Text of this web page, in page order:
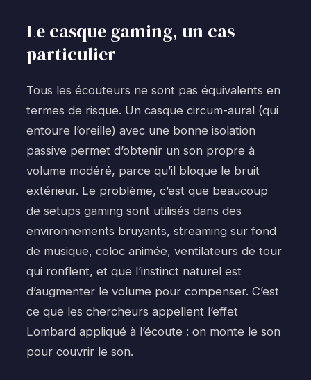
Le casque gaming, un cas
particulier
Tous les écouteurs ne sont pas équivalents en
termes de risque. Un casque circum-aural (qui
entoure l’oreille) avec une bonne isolation
passive permet d’obtenir un son propre à
volume modéré, parce qu’il bloque le bruit
extérieur. Le problème, c’est que beaucoup
de setups gaming sont utilisés dans des
environnements bruyants, streaming sur fond
de musique, coloc animée, ventilateurs de tour
qui ronflent, et que l’instinct naturel est
d’augmenter le volume pour compenser. C’est
ce que les chercheurs appellent l’effet
Lombard appliqué à l’écoute : on monte le son
pour couvrir le son.